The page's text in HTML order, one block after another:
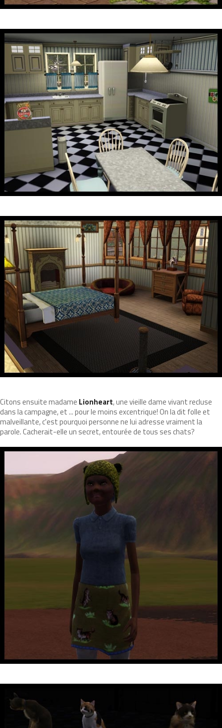
Citons ensuite madame Lionheart, une vieille dame vivant recluse
dans la campagne, et ... pour le moins excentrique! On la dit folle et
malveillante, c'est pourquoi personne ne lui adresse vraiment la
parole. Cacherait-elle un secret, entourée de tous ses chats?